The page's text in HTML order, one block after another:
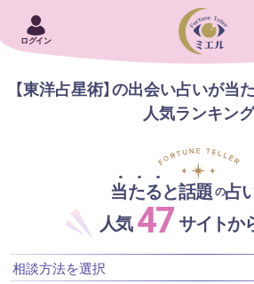
ログイン
【東洋占星術】の出会い占いが当
人気ランキング
当たると話題の占
人気47サイトか
相談方法を選択